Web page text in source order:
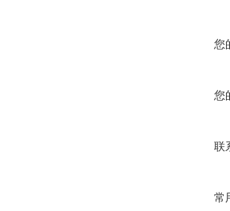
您
您
联
常